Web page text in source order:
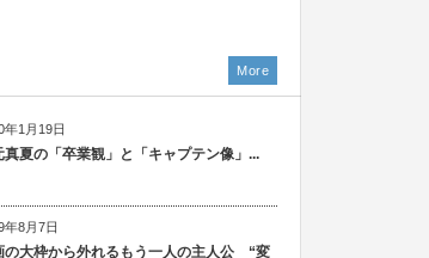
年1月19日
真夏の「卒業観」と「キャプテン像」...
年8月7日
の大枠から外れるもう一人の主人公 “変
More